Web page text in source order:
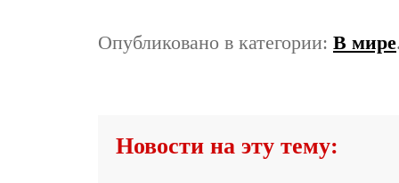
Опубликовано в категории: В мире
Новости на эту тему: